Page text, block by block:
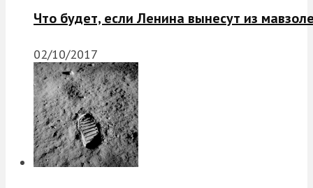
Что будет, если Ленина вынесут из
02/10/2017